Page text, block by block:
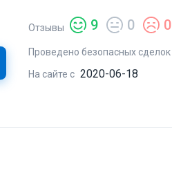
Отзывы 9 0 0
Проведено безопасных сделок
На сайте с 2020-06-18